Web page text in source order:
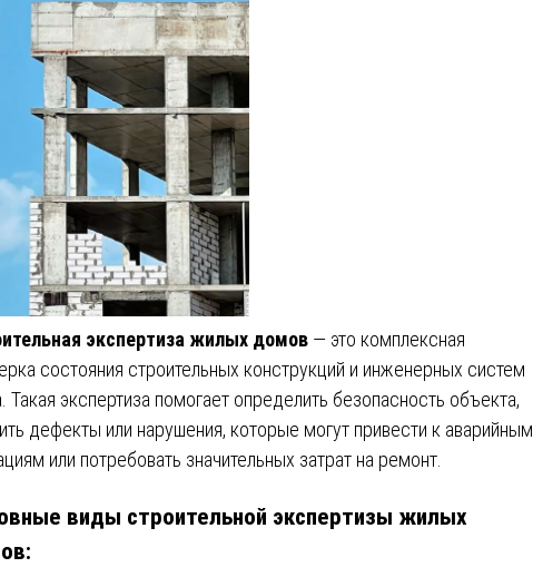
экспертиза жилых домов — это комплексная
состояния строительных конструкций и инженерных систем
Такая экспертиза помогает определить безопасность объекта,
дефекты или нарушения, которые могут привести к аварийным
или потребовать значительных затрат на ремонт.
виды строительной экспертизы жилых